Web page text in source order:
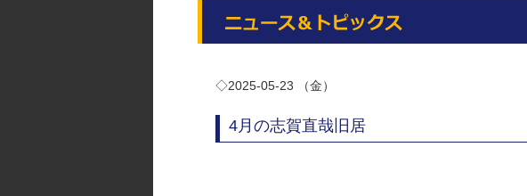
◇2025-05-23 （金）
4月の志賀直哉旧居